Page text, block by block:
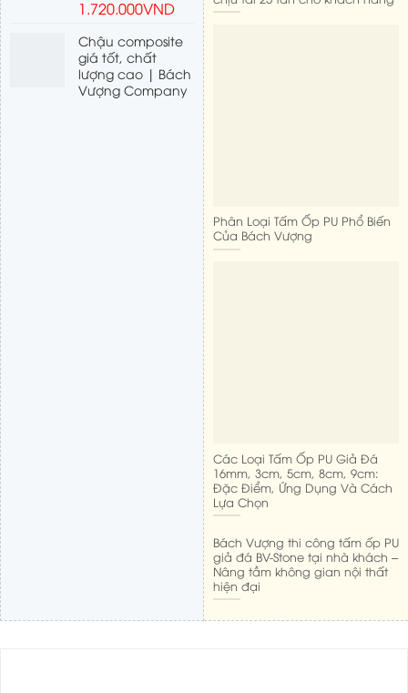
1.720.000VND
Chậu composite
giá tốt, chất
lượng cao | Bách
Vượng Company
Phân Loại Tấm Ốp PU Phổ Biến
Của Bách Vượng
Các Loại Tấm Ốp PU Giả Đá
16mm, 3cm, 5cm, 8cm, 9cm:
Đặc Điểm, Ứng Dụng Và Cách
Lựa Chọn
Bách Vượng thi công tấm ốp PU
giả đá BV-Stone tại nhà khách –
Nâng tầm không gian nội thất
hiện đại